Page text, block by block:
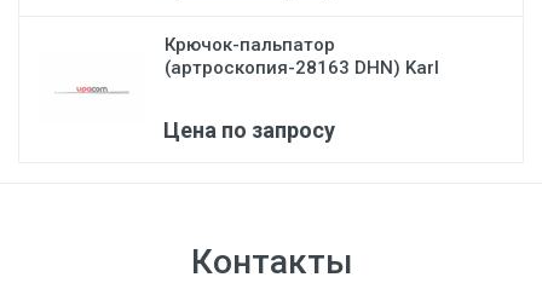
Крючок-пальпатор
(артроскопия-28163 DHN) Karl
Цена по запросу
Контакты